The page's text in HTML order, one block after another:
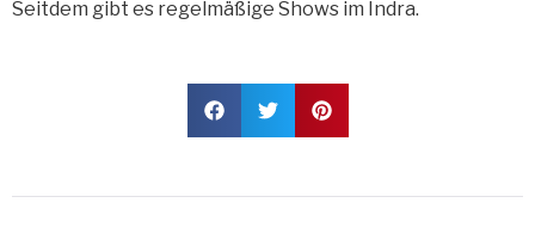
Seitdem gibt es regelmäßige Shows im Indra.